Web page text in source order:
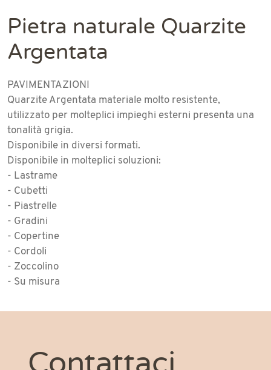
Pietra naturale Quarzite
Argentata
PAVIMENTAZIONI
Quarzite Argentata materiale molto resistente,
utilizzato per molteplici impieghi esterni presenta una
tonalità grigia.
Disponibile in diversi formati.
Disponibile in molteplici soluzioni:
- Lastrame
- Cubetti
- Piastrelle
- Gradini
- Copertine
- Cordoli
- Zoccolino
- Su misura